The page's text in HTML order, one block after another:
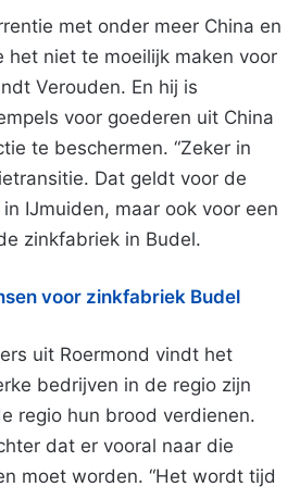
met onder meer China en
het niet te moeilijk maken voor
Verouden. En hij is
voor goederen uit China
te beschermen. “Zeker in
Dat geldt voor de
IJmuiden, maar ook voor een
zinkfabriek in Budel.
voor zinkfabriek Budel
uit Roermond vindt het
bedrijven in de regio zijn
regio hun brood verdienen.
dat er vooral naar die
moet worden. “Het wordt tijd